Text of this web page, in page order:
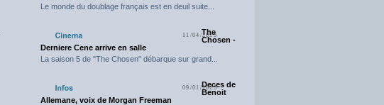
Le monde du doublage français est en deuil suite...
11/04/2025
The
Chosen -
Derniere Cene arrive en salle
La saison 5 de "The Chosen" débarque sur grand...
09/01/2025Deces de
Benoit
Allemane, voix de Morgan Freeman